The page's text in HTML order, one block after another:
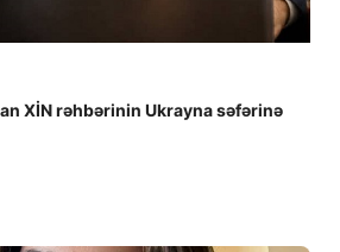
XİN rəhbərinin Ukrayna səfərinə